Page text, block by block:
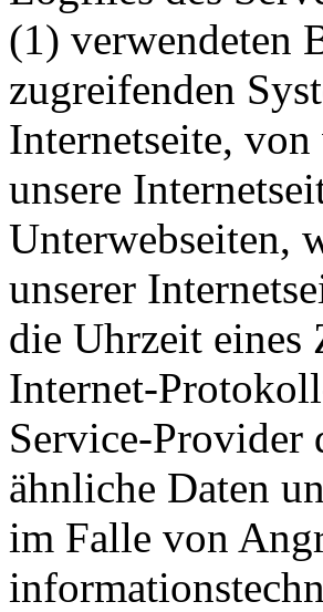
(1) verwendeten
zugreifenden
Internetseite,
unsere
Unterwebseiten,
unserer
die Uhrzeit eines
Internet-
Service-Provider
ähnliche Daten
im Falle von